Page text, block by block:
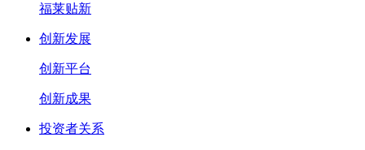
福莱贴新
创新发展
创新平台
创新成果
投资者关系